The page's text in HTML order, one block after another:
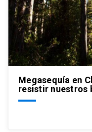
Megasequía en
resistir nuestros